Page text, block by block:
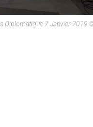
Diplomatique 7 Janvier 2019